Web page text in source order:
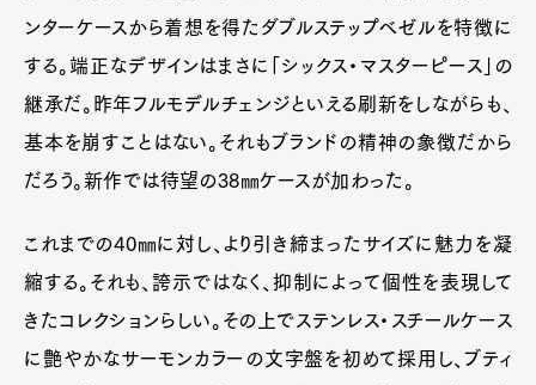
ンターケースから着想を得たダブルステップベゼルを特徴に
する。端正なデザインはまさに「シックス・マスターピース」の
継承だ。昨年フルモデルチェンジといえる刷新をしながらも、
基本を崩すことはない。それもブランドの精神の象徴だから
だろう。新作では待望の38㎜ケースが加わった。
これまでの40㎜に対し、より引き締まったサイズに魅力を凝
縮する。それも、誇示ではなく、抑制によって個性を表現して
きたコレクションらしい。その上でステンレス・スチールケース
に艶やかなサーモンカラーの文字盤を初めて採用し、ブティ